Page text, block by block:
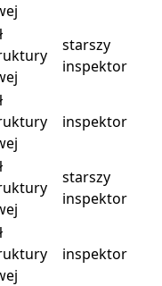
starszy
inspektor
inspektor
starszy
inspektor
inspektor